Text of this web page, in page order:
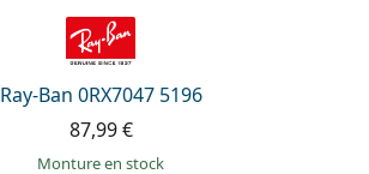
Ray-Ban 0RX7047 5196
87,99 €
Monture en stock